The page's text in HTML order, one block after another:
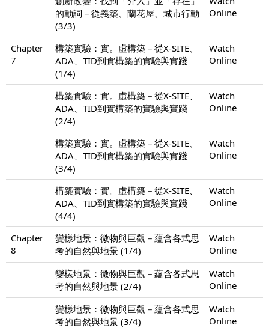
的動詞－從義築、蘭花屋、城市行動
(3/3)
Online
Chapter
7
構築實驗：實。虛構築－從X-SITE、
ADA、TID到實構築的實驗與實踐
(1/4)
Watch
Online
構築實驗：實。虛構築－從X-SITE、
ADA、TID到實構築的實驗與實踐
(2/4)
Watch
Online
構築實驗：實。虛構築－從X-SITE、
ADA、TID到實構築的實驗與實踐
(3/4)
Watch
Online
構築實驗：實。虛構築－從X-SITE、
ADA、TID到實構築的實驗與實踐
(4/4)
Watch
Online
Chapter
8
變樣地景：微物與巨觀－蘊含各式思
考的自然與地景 (1/4)
Watch
Online
變樣地景：微物與巨觀－蘊含各式思
考的自然與地景 (2/4)
Watch
Online
變樣地景：微物與巨觀－蘊含各式思
考的自然與地景 (3/4)
Watch
Online